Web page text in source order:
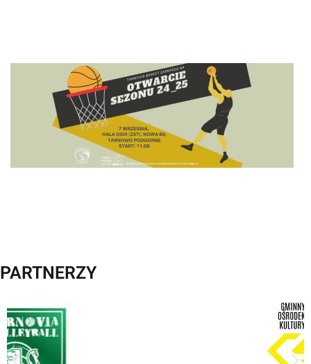
PARTNERZY